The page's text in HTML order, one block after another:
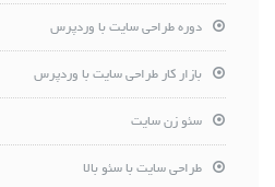
دوره طراحی سایت با وردپرس
بازار کار طراحی سایت با وردپرس
سئو زن سایت
طراحی سایت با سئو بالا